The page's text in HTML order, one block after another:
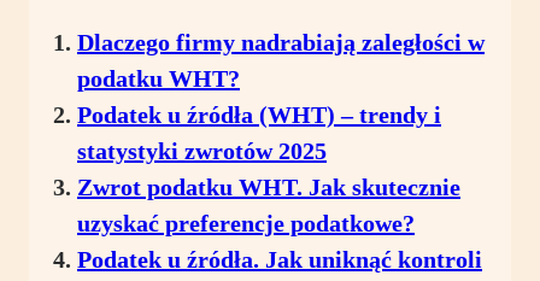
Dlaczego firmy nadrabiają zaległości w
podatku WHT?
Podatek u źródła (WHT) – trendy i
statystyki zwrotów 2025
Zwrot podatku WHT. Jak skutecznie
uzyskać preferencje podatkowe?
Podatek u źródła. Jak uniknąć kontroli